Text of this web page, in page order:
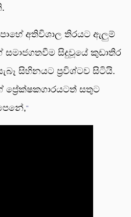
අතිවිශාල තිරයට ඇලුම්
සිදුවූයේ කුඩාතිර
සිහිනයට ප්‍රවිශ්ටව සිටියි.
සතුට
"